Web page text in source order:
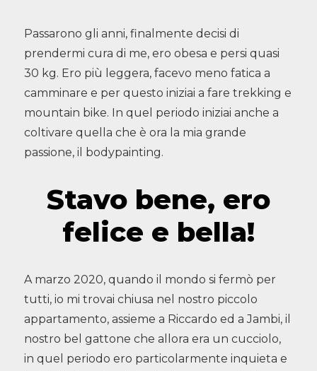
Passarono gli anni, finalmente decisi di
prendermi cura di me, ero obesa e persi quasi
30 kg. Ero più leggera, facevo meno fatica a
camminare e per questo iniziai a fare trekking e
mountain bike. In quel periodo iniziai anche a
coltivare quella che è ora la mia grande
passione, il bodypainting.
Stavo bene, ero
felice e bella!
A marzo 2020, quando il mondo si fermò per
tutti, io mi trovai chiusa nel nostro piccolo
appartamento, assieme a Riccardo ed a Jambi, il
nostro bel gattone che allora era un cucciolo,
in quel periodo ero particolarmente inquieta e